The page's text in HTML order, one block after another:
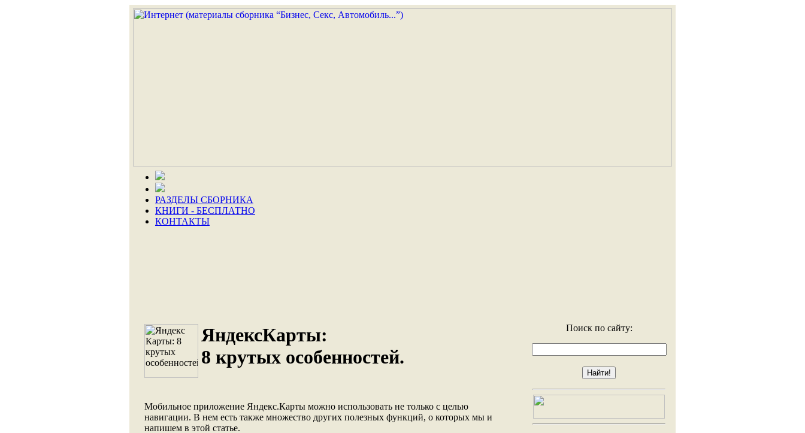
РАЗДЕЛЫ СБОРНИКА
КНИГИ - БЕСПЛАТНО
КОНТАКТЫ
ЯндексКарты:
8 крутых особенностей.
Мобильное приложение Яндекс.Карты можно использовать не только с целью
навигации. В нем есть также множество других полезных функций, о которых мы и
напишем в этой статье.
Поиск по сайту: